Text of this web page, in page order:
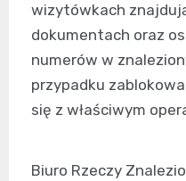
wizytówkach
dokumentach oraz
numerów w
przypadku
się z właściwym
Biuro Rzeczy